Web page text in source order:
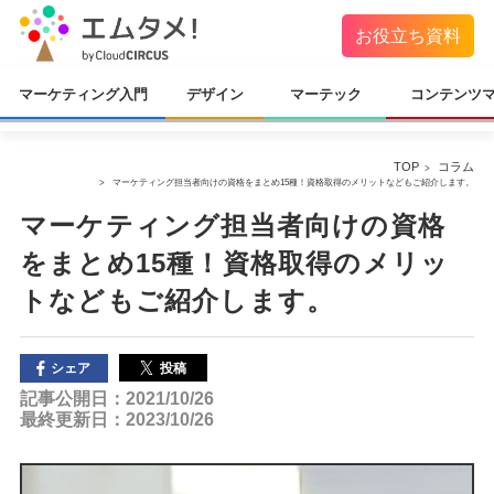
お役立ち資料
マーケティング入門 デザイン マーテック コンテンツ
TOP コラム
マーケティング担当者向けの資格をまとめ15種！資格取得のメリットなどもご紹介します。
マーケティング担当者向けの資格
をまとめ15種！資格取得のメリッ
トなどもご紹介します。
シェア 投稿
記事公開日：2021/10/26
最終更新日：2023/10/26